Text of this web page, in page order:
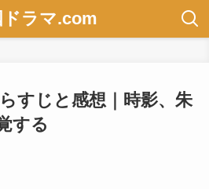
ドラマ.com
すじと感想｜時影、朱
する